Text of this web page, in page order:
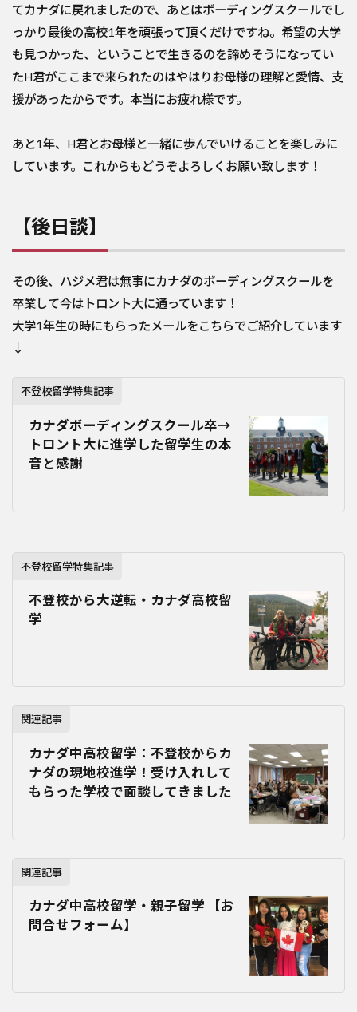
てカナダに戻れましたので、あとはボーディングスクールでし
っかり最後の高校1年を頑張って頂くだけですね。希望の大学
も見つかった、ということで生きるのを諦めそうになってい
たH君がここまで来られたのはやはりお母様の理解と愛情、支
援があったからです。本当にお疲れ様です。
あと1年、H君とお母様と一緒に歩んでいけることを楽しみに
しています。これからもどうぞよろしくお願い致します！
【後日談】
その後、ハジメ君は無事にカナダのボーディングスクールを
卒業して今はトロント大に通っています！
大学1年生の時にもらったメールをこちらでご紹介しています
↓
不登校留学特集記事
カナダボーディングスクール卒→
トロント大に進学した留学生の本
音と感謝
不登校留学特集記事
不登校から大逆転・カナダ高校留
学
関連記事
カナダ中高校留学：不登校からカ
ナダの現地校進学！受け入れして
もらった学校で面談してきました
関連記事
カナダ中高校留学・親子留学 【お
問合せフォーム】